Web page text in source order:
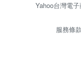
Yahoo台灣電
服務條款